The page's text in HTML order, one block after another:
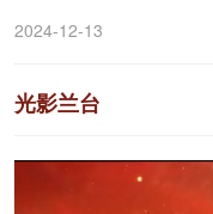
2024-12-13
光影兰台